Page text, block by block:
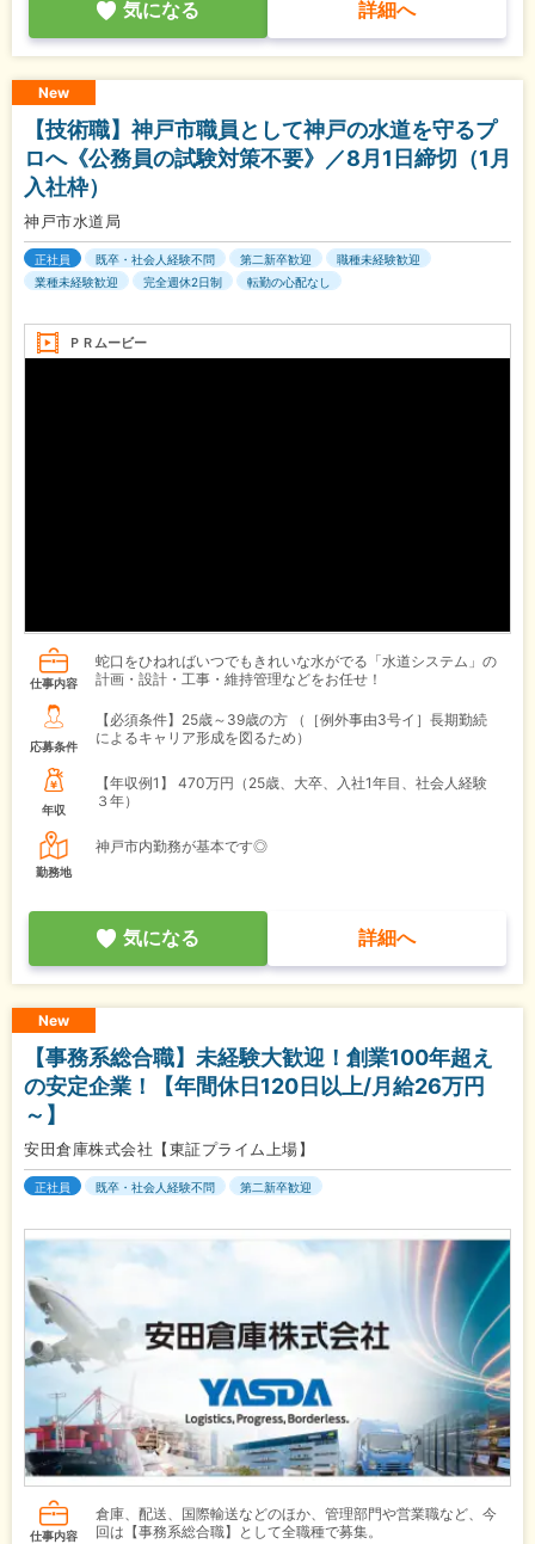
気になる 詳細へ
New
【技術職】神戸市職員として神戸の水道を守るプ
ロへ《公務員の試験対策不要》／8月1日締切（1月
入社枠）
神戸市水道局
正社員 既卒・社会人経験不問 第二新卒歓迎
職種未経験歓迎
業種未経験歓迎
完全週休2日制 転勤の心配なし
ＰＲムービー
仕事内容
蛇口をひねればいつでもきれいな水がでる「水道システム」の
計画・設計・工事・維持管理などをお任せ！
応募条件
【必須条件】25歳～39歳の方 （［例外事由3号イ］長期勤続
によるキャリア形成を図るため）
年収
【年収例1】
470万円（25歳、大卒、入社1年目、社会人経験
３年）
勤務地
神戸市内勤務が基本です◎
気になる 詳細へ
New
【事務系総合職】未経験大歓迎！創業100年超え
の安定企業！【年間休日120日以上/月給26万円
～】
安田倉庫株式会社【東証プライム上場】
正社員 既卒・社会人経験不問 第二新卒歓迎
仕事内容
倉庫、配送、国際輸送などのほか、管理部門や営業職など、今
回は【事務系総合職】として全職種で募集。